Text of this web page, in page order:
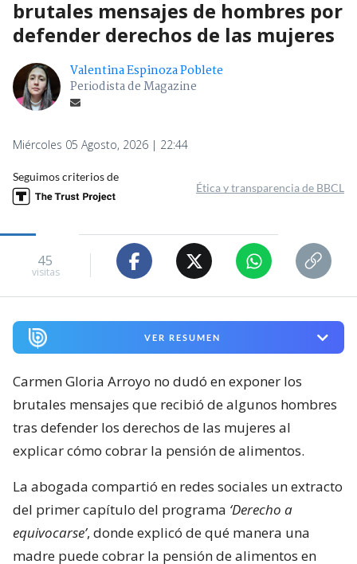
brutales mensajes de hombres por
defender derechos de las mujeres
Valentina Espinoza Poblete
Periodista de Magazine
Miércoles 05 Agosto, 2026 | 22:44
Seguimos criterios de
Ética y transparencia de BBCL
45
visitas
VER RESUMEN
Carmen Gloria Arroyo no dudó en exponer los
brutales mensajes que recibió de algunos hombres
tras defender los derechos de las mujeres al
explicar cómo cobrar la pensión de alimentos.
La abogada compartió en redes sociales un extracto
del primer capítulo del programa ‘Derecho a
equivocarse’, donde explicó de qué manera una
madre puede cobrar la pensión de alimentos en